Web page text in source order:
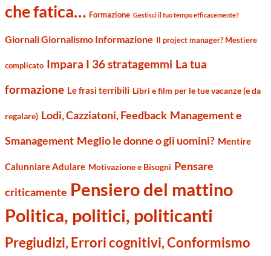
che fatica… Formazione Gestisci il tuo tempo efficacemente?
Giornali Giornalismo Informazione Il project manager? Mestiere
complicato Impara I 36 stratagemmi La tua
formazione Le frasi terribili Libri e film per le tue vacanze (e da
regalare) Lodi, Cazziatoni, Feedback Management e
Smanagement Meglio le donne o gli uomini? Mentire
Calunniare Adulare Motivazione e Bisogni Pensare
criticamente Pensiero del mattino
Politica, politici, politicanti
Pregiudizi, Errori cognitivi, Conformismo